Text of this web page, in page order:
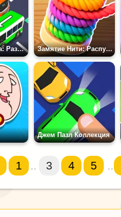
Побег Автобуса: Разбери Пробку Замятие Нити: Распутайте Веревки
Джем Пазл Коллекция
1 .. 3 4 5 ..